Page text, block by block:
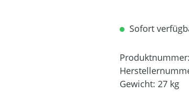
Sofort
Produktnummer:
Gewicht: 27 kg